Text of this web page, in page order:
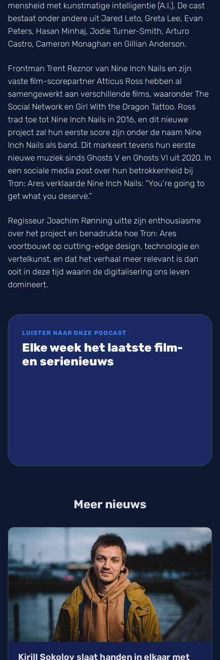
mensheid met kunstmatige intelligentie (A.I.). De cast
bestaat onder andere uit Jared Leto, Greta Lee, Evan
Peters, Hasan Minhaj, Jodie Turner-Smith, Arturo
Castro, Cameron Monaghan en Gillian Anderson.
Frontman Trent Reznor van Nine Inch Nails en zijn
vaste film-scorepartner Atticus Ross hebben al
samengewerkt aan verschillende films, waaronder The
Social Network en Girl With the Dragon Tattoo. Ross
trad toe tot Nine Inch Nails in 2016, en dit nieuwe
project zal hun eerste score zijn onder de naam Nine
Inch Nails als band. Dit markeert tevens hun eerste
nieuwe muziek sinds Ghosts V en Ghosts VI uit 2020. In
een sociale media post over hun betrokkenheid bij
Tron: Ares verklaarde Nine Inch Nails: “You’re going to
get what you deserve.”
Regisseur Joachim Rønning uitte zijn enthousiasme
over het project en benadrukte hoe Tron: Ares
voortbouwt op cutting-edge design, technologie en
vertelkunst, en dat het verhaal meer relevant is dan
ooit in deze tijd waarin de digitalisering ons leven
domineert.
LUISTER NAAR ONZE PODCAST
Elke week het laatste film-
en serienieuws
Meer nieuws
Kirill Sokolov slaat handen in elkaar met